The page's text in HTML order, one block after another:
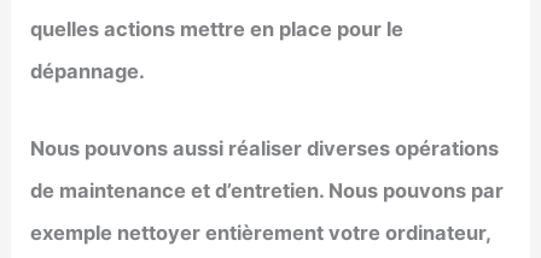
quelles actions mettre en place pour le
dépannage.
Nous pouvons aussi réaliser diverses opérations
de maintenance et d’entretien. Nous pouvons par
exemple nettoyer entièrement votre ordinateur,